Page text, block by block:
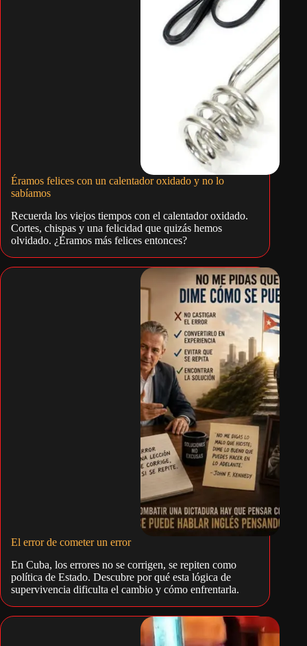
Éramos felices con un calentador oxidado y no lo
sabíamos
Recuerda los viejos tiempos con el calentador oxidado.
Cortes, chispas y una felicidad que quizás hemos
olvidado. ¿Éramos más felices entonces?
El error de cometer un error
En Cuba, los errores no se corrigen, se repiten como
política de Estado. Descubre por qué esta lógica de
supervivencia dificulta el cambio y cómo enfrentarla.